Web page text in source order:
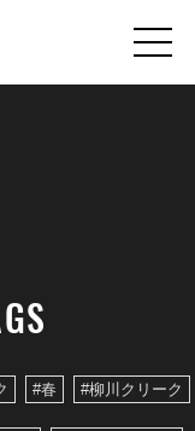
#春 #柳川クリーク